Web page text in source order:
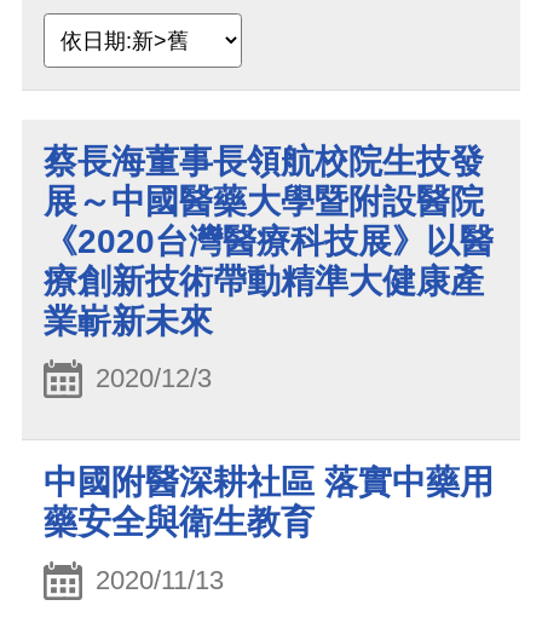
蔡長海董事長領航校院生技發
展～中國醫藥大學暨附設醫院
《2020台灣醫療科技展》以醫
療創新技術帶動精準大健康產
業嶄新未來
2020/12/3
中國附醫深耕社區 落實中藥用
藥安全與衛生教育
2020/11/13